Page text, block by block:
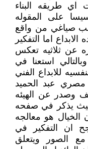
اي طريقه البناء
على المقوله
صياغي من واقع
اما التفكير
عن ثلاثيه تعكس
استعنا في
للابداع الفني
مصري عبد الحميد
وصدر عن الهيئه
المصريه للكتاب عام 1979 حيث يذكر في صفحه
الخيال هو معالجه
ان التفكير في
مع الصور ويتعلق